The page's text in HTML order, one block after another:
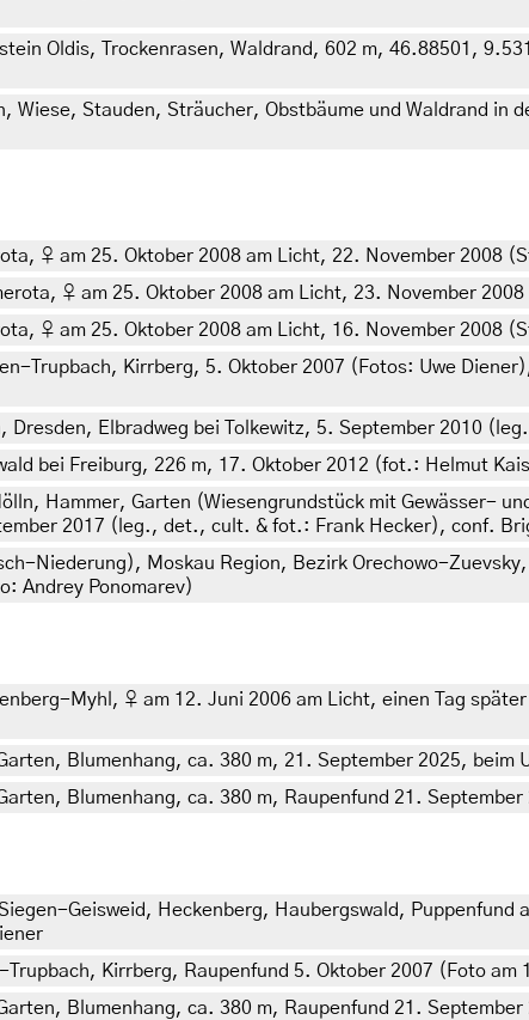
Oldis, Trockenrasen, Waldrand, 602 m, 46.88501,
Stauden, Sträucher, Obstbäume und Waldrand in
♀ am 25. Oktober 2008 am Licht, 22. November 2008
♀ am 25. Oktober 2008 am Licht, 23. November
♀ am 25. Oktober 2008 am Licht, 16. November 2008
Trupbach, Kirrberg, 5. Oktober 2007 (Fotos: Uwe
Dresden, Elbradweg bei Tolkewitz, 5. September 2010
bei Freiburg, 226 m, 17. Oktober 2012 (fot.: Helmut
Hammer, Garten (Wiesengrundstück mit Gewässer-
2017 (leg., det., cult. & fot.: Frank Hecker), conf.
Niederung), Moskau Region, Bezirk Orechowo-
Andrey Ponomarev)
Myhl, ♀ am 12. Juni 2006 am Licht, einen Tag
Blumenhang, ca. 380 m, 21. September 2025,
Blumenhang, ca. 380 m, Raupenfund 21.
Geisweid, Heckenberg, Haubergswald, Puppenfund
Kirrberg, Raupenfund 5. Oktober 2007 (Foto am
Blumenhang, ca. 380 m, Raupenfund 21.